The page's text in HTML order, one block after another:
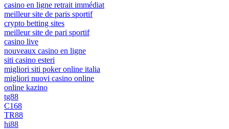
casino en ligne retrait immédiat
meilleur site de paris sportif
crypto betting sites
meilleur site de pari sportif
casino live
nouveaux casino en ligne
siti casino esteri
migliori siti poker online italia
migliori nuovi casino online
online kazino
tg88
C168
TR88
hi88